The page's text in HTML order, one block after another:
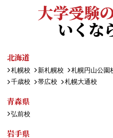
大学受験
いくな
北海道
札幌校 新札幌校 札幌円山公園
千歳校
帯広校 札幌大通校
青森県
弘前校
岩手県